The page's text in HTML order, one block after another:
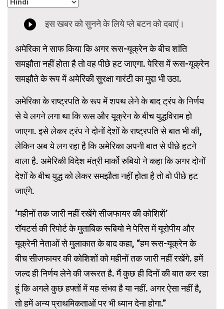
अमेरिका ने साफ किया कि अगर रूस-यूक्रेन के बीच शांति
समझौता नहीं होता है तो वह पीछे हट जाएगा. पेरिस में रूस-यूक्रेन
समझौते के रूप में अमेरिकी सुरक्षा गारंटी का मुद्दा भी उठा.
अमेरिका के राष्ट्रपति के रूप में शपथ लेने के बाद ट्रंप के निर्णय
से ये लगने लगा था कि रूस और यूक्रेन के बीच युद्धविराम हो
जाएगा. इसे लेकर ट्रंप ने दोनों देशों के राष्ट्रपति से बात भी की,
लेकिन अब ये लग रहा है कि अमेरिका अपनी बात से पीछे हटने
वाला है. अमेरिकी विदेश मंत्री मार्को रुबियो ने कहा कि अगर दोनों
देशों के बीच युद्ध को लेकर समझौता नहीं होता है तो वो पीछे हट
जाएंगे.
‘महीनों तक जारी नहीं रखेंगे सीजफायर की कोशिशें’
रॉयटर्स की रिपोर्ट के मुताबिक रूबियो ने पेरिस में यूरोपीय और
यूक्रेनी नेताओं से मुलाकात के बाद कहा, “हम रूस-यूक्रेन के
बीच सीजफायर की कोशिशों को महीनों तक जारी नहीं रखेंगे. हमें
जल्द ही निर्णय लेने की जरूरत है. मैं कुछ ही दिनों की बात कर रहा
हूं कि अगले कुछ हफ्तों में यह संभव है या नहीं. अगर ऐसा नहीं है,
तो हमें अन्य प्राथमिकताओं पर भी ध्यान देना होगा.”